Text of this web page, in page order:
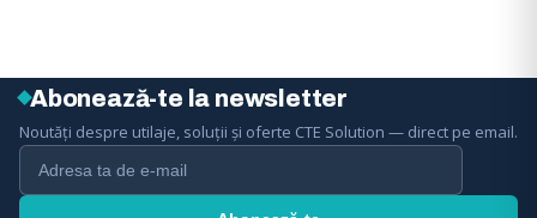
Abonează-te la newsletter
Noutăți despre utilaje, soluții și oferte CTE Solution — direct pe email.